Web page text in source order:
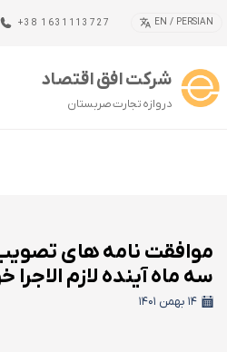
+38 1631113727
شرکت افق اقتصاد
دروازه تجارت صربستان
EN / PERSIAN
موافقت نامه های تصویب
سه ماه آینده لازم
۱۴ بهمن ۱۴۰۱